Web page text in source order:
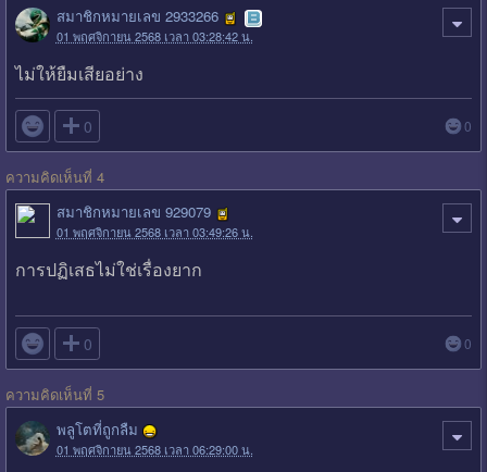
สมาชิกหมายเลข 2933266
01 พฤศจิกายน 2568 เวลา 03:28:42 น.
ไม่ให้ยืมเสียอย่าง
 0 0
ความคิดเห็นที่ 4
สมาชิกหมายเลข 929079
01 พฤศจิกายน 2568 เวลา 03:49:26 น.
การปฏิเสธไม่ใช่เรื่องยาก
 0 0
ความคิดเห็นที่ 5
พลูโตที่ถูกลืม
01 พฤศจิกายน 2568 เวลา 06:29:00 น.